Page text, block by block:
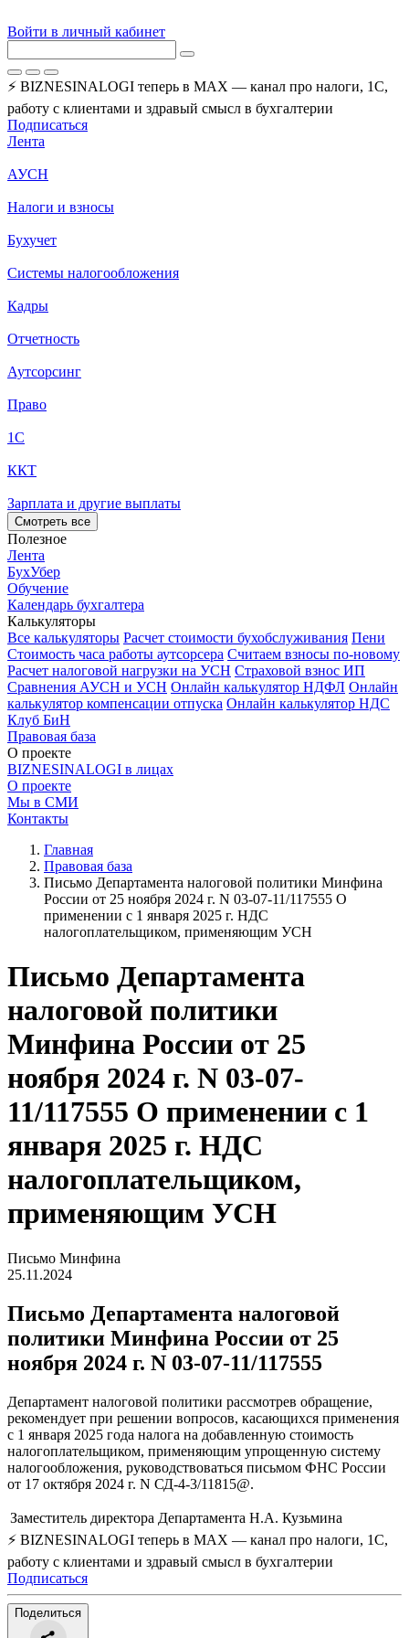
Войти в личный кабинет
⚡ BIZNESINALOGI теперь в MAX — канал про налоги, 1С,
работу с клиентами и здравый смысл в бухгалтерии
Подписаться
Лента
АУСН
Налоги и взносы
Бухучет
Системы налогообложения
Кадры
Отчетность
Аутсорсинг
Право
1С
ККТ
Зарплата и другие выплаты
Смотреть все
Полезное
Лента
БухУбер
Обучение
Календарь бухгалтера
Калькуляторы
Все калькуляторы Расчет стоимости бухобслуживания Пени
Стоимость часа работы аутсорсера Считаем взносы по-новому
Расчет налоговой нагрузки на УСН Страховой взнос ИП
Сравнения АУСН и УСН Онлайн калькулятор НДФЛ Онлайн
калькулятор компенсации отпуска Онлайн калькулятор НДС
Клуб БиН
Правовая база
О проекте
BIZNESINALOGI в лицах
О проекте
Мы в СМИ
Контакты
Главная
Правовая база
Письмо Департамента налоговой политики Минфина
России от 25 ноября 2024 г. N 03-07-11/117555 О
применении с 1 января 2025 г. НДС
налогоплательщиком, применяющим УСН
Письмо Департамента
налоговой политики
Минфина России от 25
ноября 2024 г. N 03-07-
11/117555 О применении с 1
января 2025 г. НДС
налогоплательщиком,
применяющим УСН
Письмо Минфина
25.11.2024
Письмо Департамента налоговой
политики Минфина России от 25
ноября 2024 г. N 03-07-11/117555
Департамент налоговой политики рассмотрев обращение,
рекомендует при решении вопросов, касающихся применения
с 1 января 2025 года налога на добавленную стоимость
налогоплательщиком, применяющим упрощенную систему
налогообложения, руководствоваться письмом ФНС России
от 17 октября 2024 г. N СД-4-3/11815@.
Заместитель директора Департамента Н.А. Кузьмина
⚡ BIZNESINALOGI теперь в MAX — канал про налоги, 1С,
работу с клиентами и здравый смысл в бухгалтерии
Подписаться
Поделиться